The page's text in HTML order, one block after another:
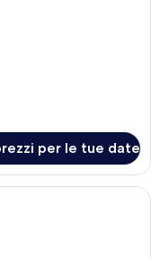
per le tue date